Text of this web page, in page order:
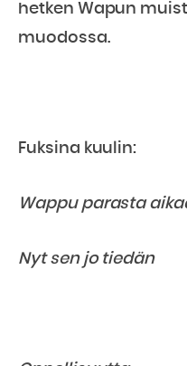
hetken Wapun
muodossa.
Fuksina kuulin:
Wappu parasta
Nyt sen jo tiedän